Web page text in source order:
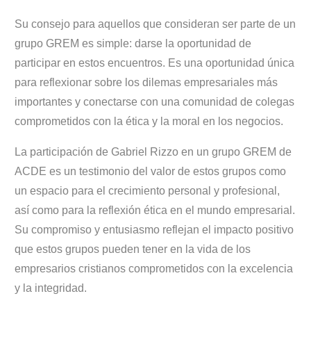
Su consejo para aquellos que consideran ser parte de un
grupo GREM es simple: darse la oportunidad de
participar en estos encuentros. Es una oportunidad única
para reflexionar sobre los dilemas empresariales más
importantes y conectarse con una comunidad de colegas
comprometidos con la ética y la moral en los negocios.
La participación de Gabriel Rizzo en un grupo GREM de
ACDE es un testimonio del valor de estos grupos como
un espacio para el crecimiento personal y profesional,
así como para la reflexión ética en el mundo empresarial.
Su compromiso y entusiasmo reflejan el impacto positivo
que estos grupos pueden tener en la vida de los
empresarios cristianos comprometidos con la excelencia
y la integridad.